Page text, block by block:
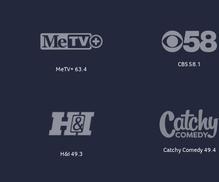
MeTV+ 63.4
CBS 58.1
H&I 49.3
Catchy Comedy 49.4